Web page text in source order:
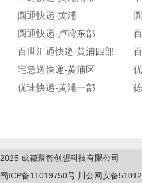
圆通快递-黄浦
圆通快递-卢湾东部
百世汇通快递-黄浦四部
宅急送快递-黄浦区
优速快递-黄浦一部
2025 成都聚智创想科技有限公司
蜀ICP备11019750号 川公网安备